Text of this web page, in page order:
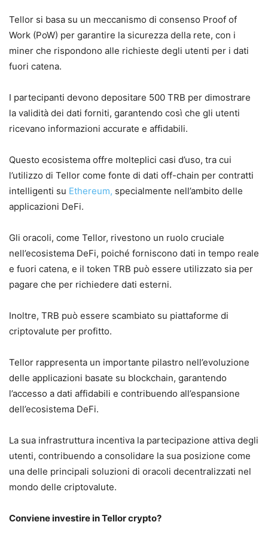
Tellor si basa su un meccanismo di consenso Proof of
Work (PoW) per garantire la sicurezza della rete, con i
miner che rispondono alle richieste degli utenti per i dati
fuori catena.
I partecipanti devono depositare 500 TRB per dimostrare
la validità dei dati forniti, garantendo così che gli utenti
ricevano informazioni accurate e affidabili.
Questo ecosistema offre molteplici casi d’uso, tra cui
l’utilizzo di Tellor come fonte di dati off-chain per contratti
intelligenti su Ethereum, specialmente nell’ambito delle
applicazioni DeFi.
Gli oracoli, come Tellor, rivestono un ruolo cruciale
nell’ecosistema DeFi, poiché forniscono dati in tempo reale
e fuori catena, e il token TRB può essere utilizzato sia per
pagare che per richiedere dati esterni.
Inoltre, TRB può essere scambiato su piattaforme di
criptovalute per profitto.
Tellor rappresenta un importante pilastro nell’evoluzione
delle applicazioni basate su blockchain, garantendo
l’accesso a dati affidabili e contribuendo all’espansione
dell’ecosistema DeFi.
La sua infrastruttura incentiva la partecipazione attiva degli
utenti, contribuendo a consolidare la sua posizione come
una delle principali soluzioni di oracoli decentralizzati nel
mondo delle criptovalute.
Conviene investire in Tellor crypto?